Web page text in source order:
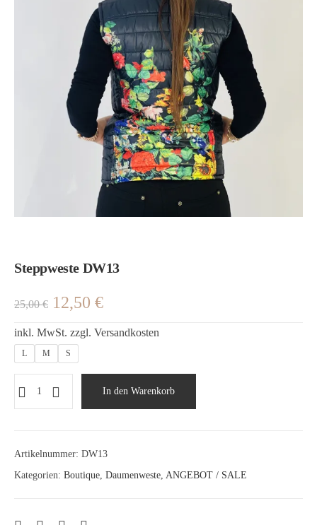
Steppweste DW13
25,00€ 12,50 €
inkl. MwSt. zzgl. Versandkosten
L M S
In den Warenkorb
Artikelnummer: DW13
Kategorien: Boutique, Daumenweste, ANGEBOT / SALE